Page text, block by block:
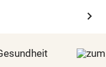
chevron_right